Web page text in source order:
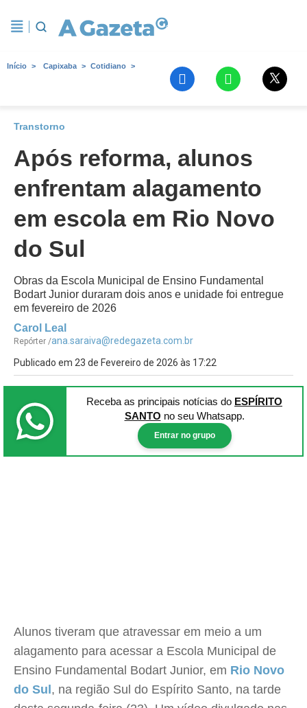
Início Capixaba Cotidiano
Transtorno
Após reforma, alunos
enfrentam alagamento
em escola em Rio Novo
do Sul
Obras da Escola Municipal de Ensino Fundamental
Bodart Junior duraram dois anos e unidade foi entregue
em fevereiro de 2026
Carol Leal
Repórter /ana.saraiva@redegazeta.com.br
Publicado em 23 de Fevereiro de 2026 às 17:22
Receba as principais notícias do ESPÍRITO
SANTO no seu Whatsapp.
Entrar no grupo
Alunos tiveram que atravessar em meio a um
alagamento para acessar a Escola Municipal de
Ensino Fundamental Bodart Junior, em Rio Novo
do Sul, na região Sul do Espírito Santo, na tarde